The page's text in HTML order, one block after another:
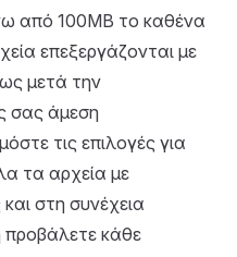
από 100MB το καθένα
επεξεργάζονται με
μετά την
σας άμεση
τις επιλογές για
τα αρχεία με
στη συνέχεια
κάθε